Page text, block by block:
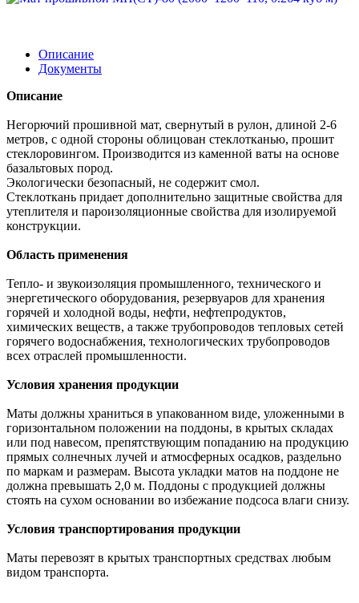
Описание
Документы
Описание
Негорючий прошивной мат, свернутый в рулон, длиной 2-6
метров, с одной стороны облицован стеклотканью, прошит
стеклоровингом. Производится из каменной ваты на основе
базальтовых пород.
Экологически безопасный, не содержит смол.
Стеклоткань придает дополнительно защитные свойства для
утеплителя и пароизоляционные свойства для изолируемой
конструкции.
Область применения
Тепло- и звукоизоляция промышленного, технического и
энергетического оборудования, резервуаров для хранения
горячей и холодной воды, нефти, нефтепродуктов,
химических веществ, а также трубопроводов тепловых сетей
горячего водоснабжения, технологических трубопроводов
всех отраслей промышленности.
Условия хранения продукции
Маты должны храниться в упакованном виде, уложенными в
горизонтальном положении на поддоны, в крытых складах
или под навесом, препятствующим попаданию на продукцию
прямых солнечных лучей и атмосферных осадков, раздельно
по маркам и размерам. Высота укладки матов на поддоне не
должна превышать 2,0 м. Поддоны с продукцией должны
стоять на сухом основании во избежание подсоса влаги снизу.
Условия транспортирования продукции
Маты перевозят в крытых транспортных средствах любым
видом транспорта.